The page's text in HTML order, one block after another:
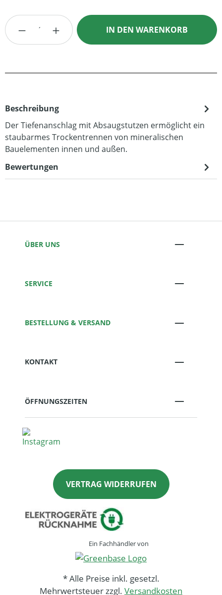
Produkt Anzahl: Gib den gewünschten
IN DEN WARENKORB
Beschreibung
Der Tiefenanschlag mit Absaugstutzen ermöglicht ein
staubarmes Trockentrennen von mineralischen
Bauelementen innen und außen.
Bewertungen
ÜBER UNS
SERVICE
BESTELLUNG & VERSAND
KONTAKT
ÖFFNUNGSZEITEN
VERTRAG WIDERRUFEN
Ein Fachhändler von
* Alle Preise inkl. gesetzl.
Mehrwertsteuer zzgl. Versandkosten